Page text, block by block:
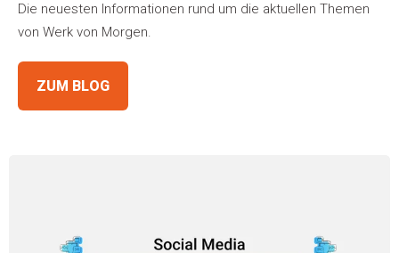
Die neuesten Informationen rund um die aktuellen Themen
von Werk von Morgen.
ZUM BLOG